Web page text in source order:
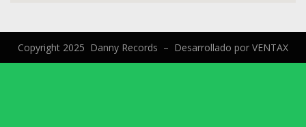
Copyright 2025 Danny Records – Desarrollado por VENTAX